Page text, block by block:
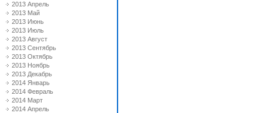
2013 Апрель
2013 Май
2013 Июнь
2013 Июль
2013 Август
2013 Сентябрь
2013 Октябрь
2013 Ноябрь
2013 Декабрь
2014 Январь
2014 Февраль
2014 Март
2014 Апрель